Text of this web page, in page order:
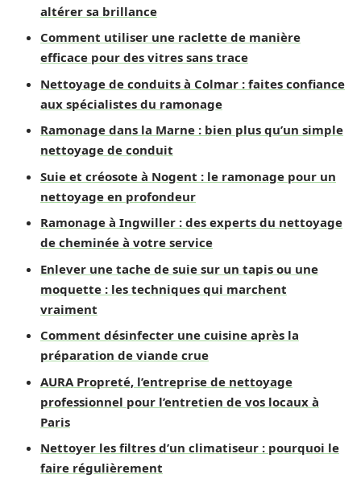
altérer sa brillance
Comment utiliser une raclette de manière
efficace pour des vitres sans trace
Nettoyage de conduits à Colmar : faites confiance
aux spécialistes du ramonage
Ramonage dans la Marne : bien plus qu’un simple
nettoyage de conduit
Suie et créosote à Nogent : le ramonage pour un
nettoyage en profondeur
Ramonage à Ingwiller : des experts du nettoyage
de cheminée à votre service
Enlever une tache de suie sur un tapis ou une
moquette : les techniques qui marchent
vraiment
Comment désinfecter une cuisine après la
préparation de viande crue
AURA Propreté, l’entreprise de nettoyage
professionnel pour l’entretien de vos locaux à
Paris
Nettoyer les filtres d’un climatiseur : pourquoi le
faire régulièrement